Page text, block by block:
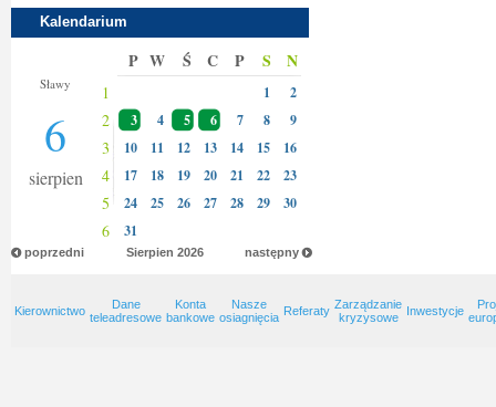
Kalendarium
Sławy
6
sierpien
P W Ś C P S N
1 1 2
2 3 4 5 6 7 8 9
3 10 11 12 13 14 15 16
4 17 18 19 20 21 22 23
5 24 25 26 27 28 29 30
6 31
poprzedni następny
Sierpien 2026
Kierownictwo
Dane
teleadresowe
Konta
bankowe
Nasze
osiagnięcia Referaty Zarządzanie
kryzysowe
Inwestycje